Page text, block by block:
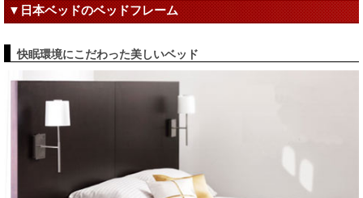
▼日本ベッドのベッドフレーム
快眠環境にこだわった美しいベッド